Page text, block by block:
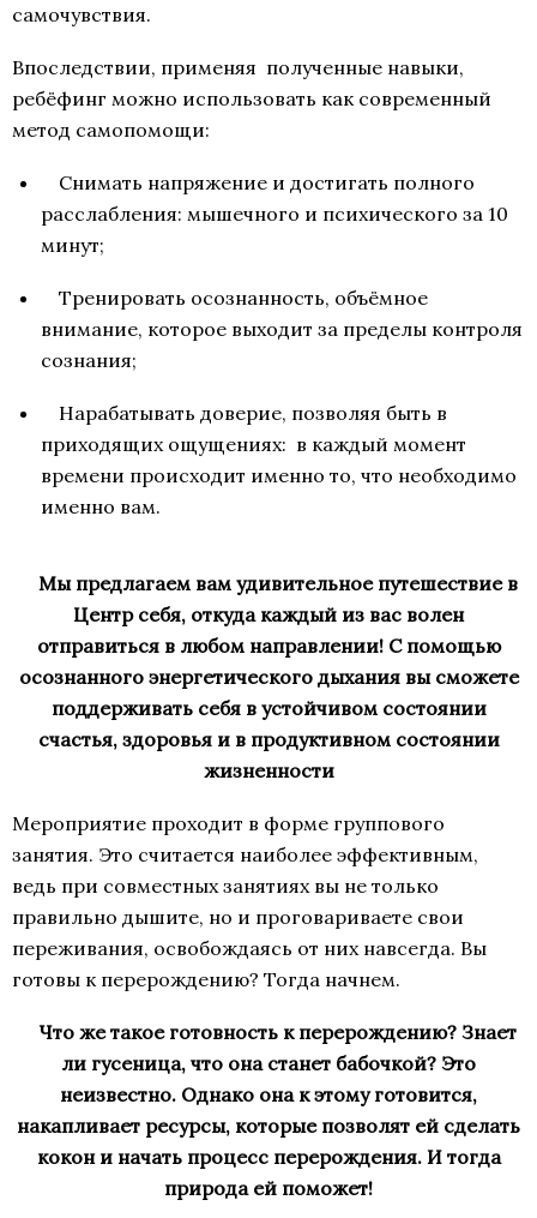
самочувствия.
Впоследствии, применяя полученные навыки,
ребёфинг можно использовать как современный
метод самопомощи:
Снимать напряжение и достигать полного
расслабления: мышечного и психического за 10
минут;
Тренировать осознанность, объёмное
внимание, которое выходит за пределы контроля
сознания;
Нарабатывать доверие, позволяя быть в
приходящих ощущениях: в каждый момент
времени происходит именно то, что необходимо
именно вам.
Мы предлагаем вам удивительное путешествие в
Центр себя, откуда каждый из вас волен
отправиться в любом направлении! С помощью
осознанного энергетического дыхания вы сможете
поддерживать себя в устойчивом состоянии
счастья, здоровья и в продуктивном состоянии
жизненности
Мероприятие проходит в форме группового
занятия. Это считается наиболее эффективным,
ведь при совместных занятиях вы не только
правильно дышите, но и проговариваете свои
переживания, освобождаясь от них навсегда. Вы
готовы к перерождению? Тогда начнем.
Что же такое готовность к перерождению? Знает
ли гусеница, что она станет бабочкой? Это
неизвестно. Однако она к этому готовится,
накапливает ресурсы, которые позволят ей сделать
кокон и начать процесс перерождения. И тогда
природа ей поможет!